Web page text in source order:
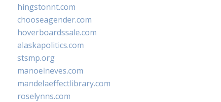
hingstonnt.com
chooseagender.com
hoverboardssale.com
alaskapolitics.com
stsmp.org
manoelneves.com
mandelaeffectlibrary.com
roselynns.com